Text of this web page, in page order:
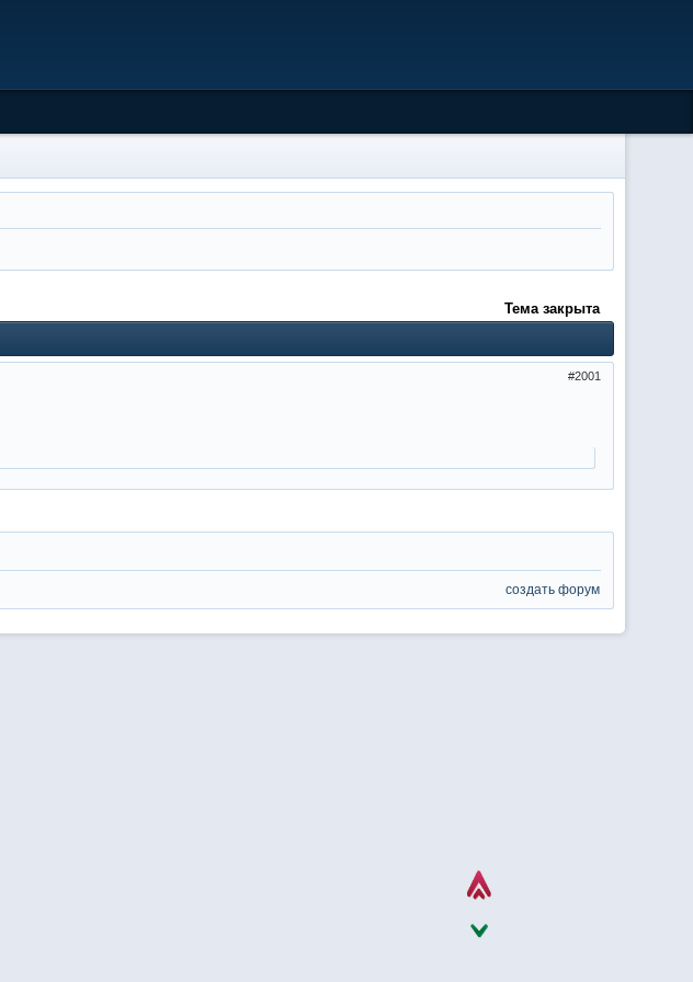
Тема закрыта
2001
создать форум